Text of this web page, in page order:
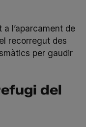
l’aparcament de
recorregut des
per gaudir
del